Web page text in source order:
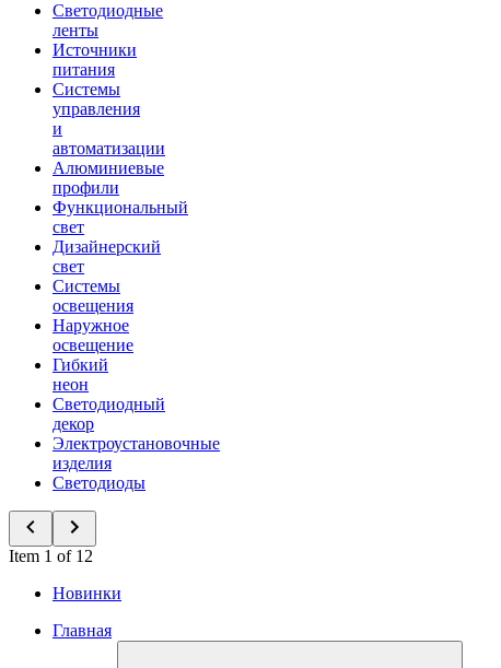
Светодиодные
ленты
Источники
питания
Системы
управления
и
автоматизации
Алюминиевые
профили
Функциональный
свет
Дизайнерский
свет
Системы
освещения
Наружное
освещение
Гибкий
неон
Светодиодный
декор
Электроустановочные
изделия
Светодиоды
Item 1 of 12
Новинки
Главная